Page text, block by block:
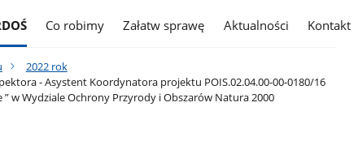
Co robimy Załatw sprawę Aktualności Kontakt
2022 rok
- Asystent Koordynatora projektu POIS.02.04.00-00-0180/16
w Wydziale Ochrony Przyrody i Obszarów Natura 2000